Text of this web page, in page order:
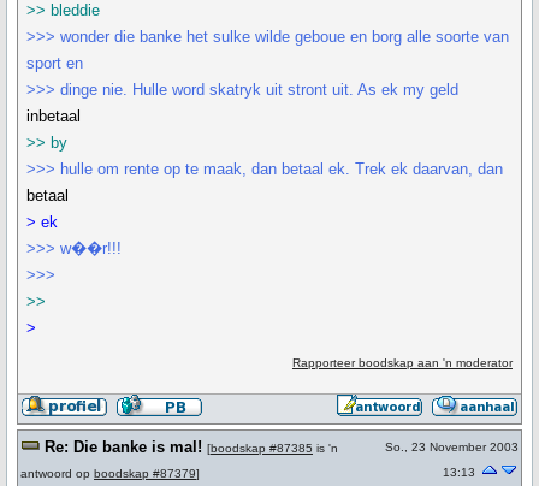
>> bleddie
>>> wonder die banke het sulke wilde geboue en borg alle soorte van
sport en
>>> dinge nie. Hulle word skatryk uit stront uit. As ek my geld
inbetaal
>> by
>>> hulle om rente op te maak, dan betaal ek. Trek ek daarvan, dan
betaal
> ek
>>> w��r!!!
>>>
>>
>
Rapporteer boodskap aan 'n moderator
Re: Die banke is mal! [boodskap #87385 is 'n
antwoord op boodskap #87379]
So., 23 November 2003
13:13